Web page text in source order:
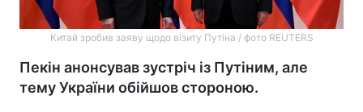
Китай зробив заяву щодо візиту Путіна / фото REUTERS
Пекін анонсував зустріч із Путіним, але
тему України обійшов стороною.